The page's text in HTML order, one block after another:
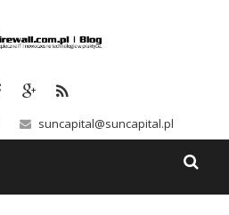
suncapital@suncapital.pl